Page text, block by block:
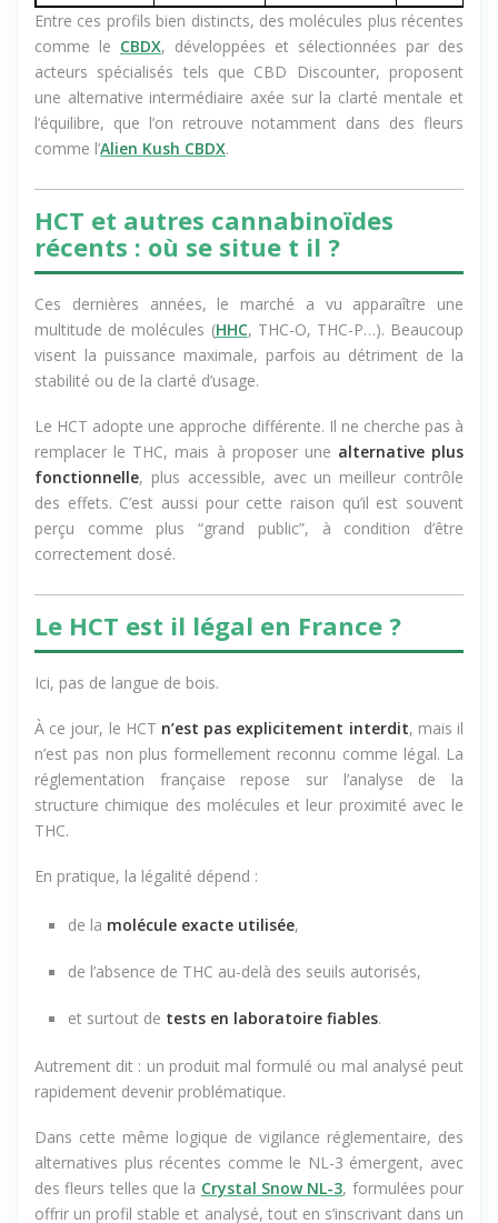
(France)
Entre ces profils bien distincts, des molécules plus récentes
comme leCBDX, développées et sélectionnées par des
acteurs spécialisés tels que CBD Discounter, proposent
une alternative intermédiaire axée sur la clarté mentale et
comme l’Alien Kush CBDX.
HCT et autres cannabinoïdes
récents : où se situe t il ?
Ces dernières années, le marché a vu apparaître une
multitude de molécules ( HHC, THC-O, THC-P…). Beaucoup
stabilité ou de la clarté d’usage.
Le HCT adopte une approche différente. Il ne cherche pas à
remplacer le THC, mais à proposer une alternative plus
fonctionnelle, plus accessible, avec un meilleur contrôle
des effets. C’est aussi pour cette raison qu’il est souvent
correctement dosé.
Le HCT est il légal en France ?
Ici, pas de langue de bois.
À ce jour, le HCTn’est pas explicitement interdit
, mais il
n’est pas non plus formellement reconnu comme légal. La
réglementation française repose sur l’analyse de la
THC.
En pratique, la légalité dépend :
de lamolécule exacte utilisée,
de l’absence de THC au-delà des seuils autorisés,
et surtout de tests en laboratoire fiables.
rapidement devenir problématique.
Dans cette même logique de vigilance réglementaire, des
alternatives plus récentes comme le NL-3 émergent, avec